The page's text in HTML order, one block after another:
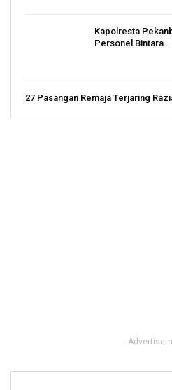
Kapolresta
Personel Bintara…
27 Pasangan Remaja Terjaring
-